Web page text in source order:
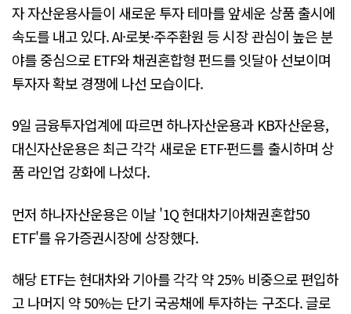
자 자산운용사들이 새로운 투자 테마를 앞세운 상품 출시에
속도를 내고 있다. AI·로봇·주주환원 등 시장 관심이 높은 분
야를 중심으로 ETF와 채권혼합형 펀드를 잇달아 선보이며
투자자 확보 경쟁에 나선 모습이다.
9일 금융투자업계에 따르면 하나자산운용과 KB자산운용,
대신자산운용은 최근 각각 새로운 ETF·펀드를 출시하며 상
품 라인업 강화에 나섰다.
먼저 하나자산운용은 이날 '1Q 현대차기아채권혼합50
ETF'를 유가증권시장에 상장했다.
해당 ETF는 현대차와 기아를 각각 약 25% 비중으로 편입하
고 나머지 약 50%는 단기 국공채에 투자하는 구조다. 글로